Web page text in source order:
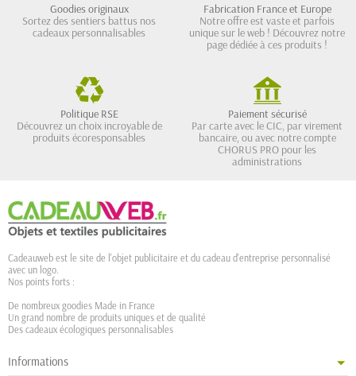
Goodies originaux
Sortez des sentiers battus nos
cadeaux personnalisables
Fabrication France et Europe
Notre offre est vaste et parfois
unique sur le web ! Découvrez notre
page dédiée à ces produits !
Politique RSE
Découvrez un choix incroyable de
produits écoresponsables
Paiement sécurisé
Par carte avec le CIC, par virement
bancaire, ou avec notre compte
CHORUS PRO pour les
administrations
Cadeauweb est le site de l'objet publicitaire et du cadeau d'entreprise personnalisé
avec un logo.
Nos points forts :
De nombreux goodies Made in France
Un grand nombre de produits uniques et de qualité
Des cadeaux écologiques personnalisables
Informations